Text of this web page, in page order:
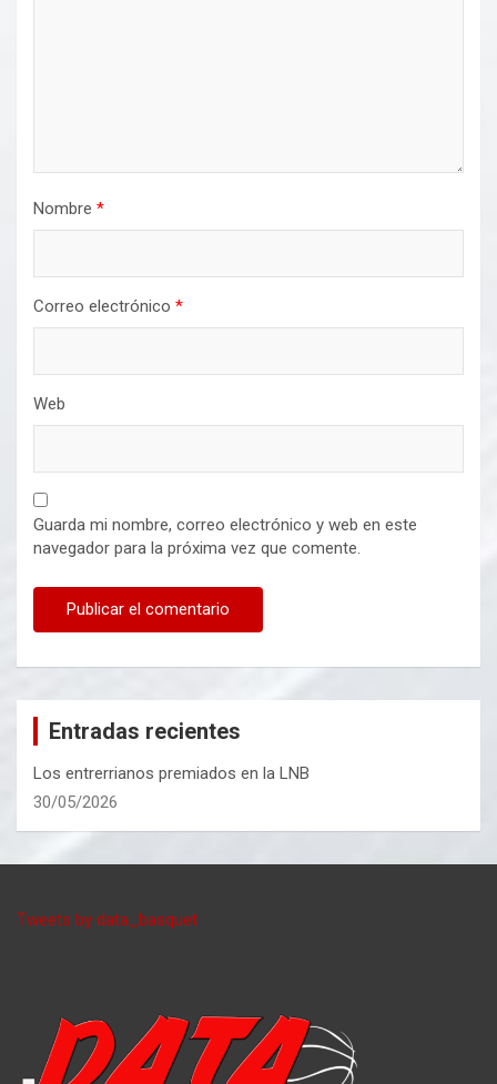
Nombre *
Correo electrónico *
Web
Guarda mi nombre, correo electrónico y web en este
navegador para la próxima vez que comente.
Entradas recientes
Los entrerrianos premiados en la LNB
30/05/2026
Tweets by data_basquet